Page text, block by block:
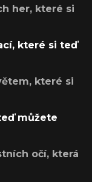
her, které si
které si teď
které si
můžete
očí, která